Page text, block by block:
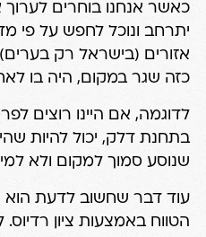
כאשר אנחנו בוחרים
יתרחב ונוכל לחפש על פי
אזורים (בישראל רק
כזה שגר במקום, היה בו
לדוגמה, אם היינו רוצים
בתחנת דלק, יכול להיות
שנוסע סמוך למקום ולא
עוד דבר שחשוב לדעת הוא
הטווח באמצעות ציון